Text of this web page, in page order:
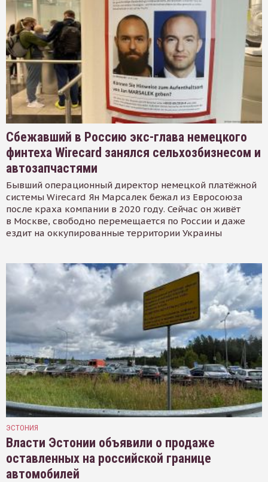
Сбежавший в Россию экс-глава немецкого
финтеха Wirecard занялся сельхозбизнесом и
автозапчастями
Бывший операционный директор немецкой платёжной
системы Wirecard Ян Марсалек бежал из Евросоюза
после краха компании в 2020 году. Сейчас он живёт
в Москве, свободно перемещается по России и даже
ездит на оккупированные территории Украины
ЭСТОНИЯ
Власти Эстонии объявили о продаже
оставленных на российской границе
автомобилей